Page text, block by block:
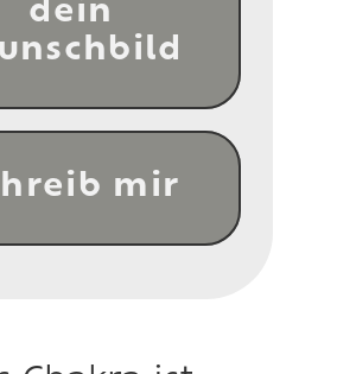
dein
mir